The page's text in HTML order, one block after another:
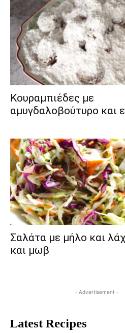
Κουραμπιέδες με
αμυγδαλοβούτυρο και
Σαλάτα με μήλο και
και μωβ
- Advertisement -
Latest Recipes